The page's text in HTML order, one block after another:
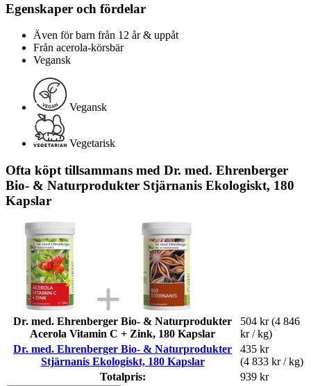
Egenskaper och fördelar
Även för barn från 12 år & uppåt
Från acerola-körsbär
Vegansk
Vegansk
Vegetarisk
Ofta köpt tillsammans med Dr. med. Ehrenberger
Bio- & Naturprodukter Stjärnanis Ekologiskt, 180
Kapslar
Dr. med. Ehrenberger Bio- & Naturprodukter
Acerola Vitamin C + Zink, 180 Kapslar
504 kr (4 846
kr / kg)
Dr. med. Ehrenberger Bio- & Naturprodukter
Stjärnanis Ekologiskt, 180 Kapslar
435 kr
(4 833 kr / kg)
Totalpris:
939 kr